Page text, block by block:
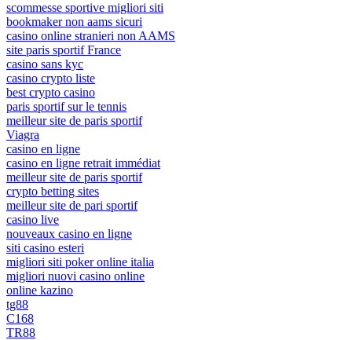
scommesse sportive migliori siti
bookmaker non aams sicuri
casino online stranieri non AAMS
site paris sportif France
casino sans kyc
casino crypto liste
best crypto casino
paris sportif sur le tennis
meilleur site de paris sportif
Viagra
casino en ligne
casino en ligne retrait immédiat
meilleur site de paris sportif
crypto betting sites
meilleur site de pari sportif
casino live
nouveaux casino en ligne
siti casino esteri
migliori siti poker online italia
migliori nuovi casino online
online kazino
tg88
C168
TR88